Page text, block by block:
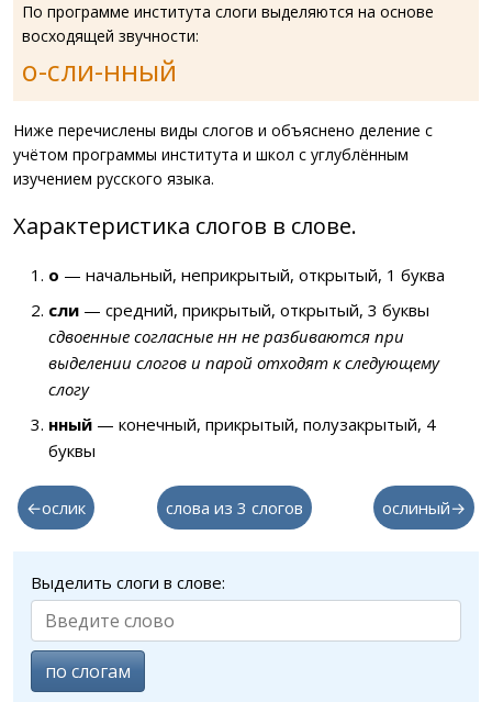
По программе института слоги выделяются на основе
восходящей звучности:
о-сли-нный
Ниже перечислены виды слогов и объяснено деление с
учётом программы института и школ с углублённым
изучением русского языка.
Характеристика слогов в слове.
о — начальный, неприкрытый, открытый, 1 буква
сли — средний, прикрытый, открытый, 3 буквы
сдвоенные согласные нн не разбиваются при
выделении слогов и парой отходят к следующему
слогу
нный — конечный, прикрытый, полузакрытый, 4
буквы
←ослик слова из 3 слогов ослиный→
Выделить слоги в слове:
по слогам